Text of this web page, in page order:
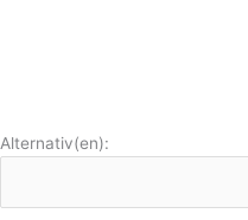
Alternativ(en):